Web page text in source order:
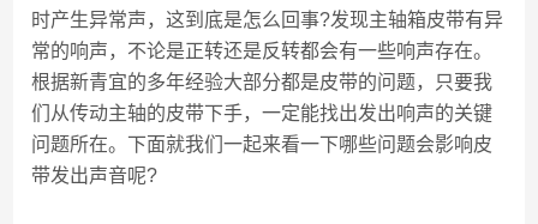
时产生异常声，这到底是怎么回事?发现主轴箱皮带有异
常的响声，不论是正转还是反转都会有一些响声存在。
根据新青宜的多年经验大部分都是皮带的问题，只要我
们从传动主轴的皮带下手，一定能找出发出响声的关键
问题所在。下面就我们一起来看一下哪些问题会影响皮
带发出声音呢?